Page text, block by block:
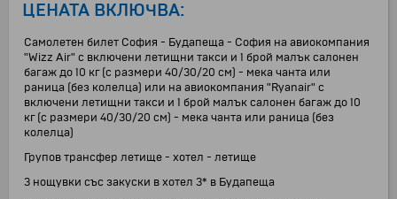
ЦЕНАТА ВКЛЮЧВА:
Самолетен билет София - Будапеща - София на авиокомпания
"Wizz Air" с включени летищни такси и 1 брой малък салонен
багаж до 10 кг (с размери 40/30/20 см) - мека чанта или
раница (без колелца) или на авиокомпания "Ryanair" с
включени летищни такси и 1 брой малък салонен багаж до 10
кг (с размери 40/30/20 см) - мека чанта или раница (без
колелца)
Групов трансфер летище - хотел - летище
3 нощувки със закуски в хотел 3* в Будапеща